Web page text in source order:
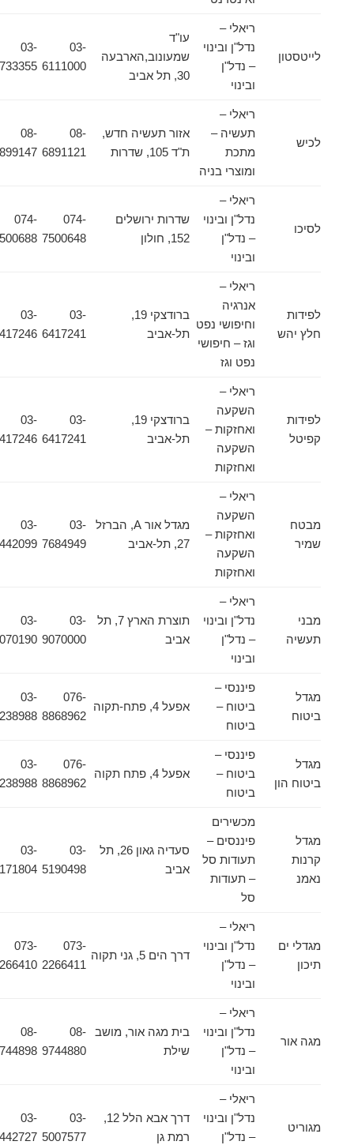
לייטסטון
ריאלי –
נדל"ן ובינוי
– נדל"ן
ובינוי
שמעונוב,הארבעה
6111000
6733355
לכיש
ריאלי –
תעשיה –
מתכת
ומוצרי בניה
אזור תעשיה חדש,
08-
6891121
6899147
לסיכו
ריאלי –
נדל"ן ובינוי
– נדל"ן
ובינוי
שדרות ירושלים
074-
7500648
074-
7500688
לפידות
חלץ יהש
ריאלי –
אנרגיה
וחיפושי נפט
וגז – חיפושי
נפט וגז
ברודצקי 19,
תל-אביב
6417241
6417246
לפידות
קפיטל
ריאלי –
השקעה
ואחזקות –
השקעה
ואחזקות
ברודצקי 19,
תל-אביב
6417241
6417246
מבטח
שמיר
ריאלי –
השקעה
ואחזקות –
השקעה
ואחזקות
מגדל אור A, הברזל
03-
7684949
6442099
מבני
תעשיה
ריאלי –
נדל"ן ובינוי
– נדל"ן
ובינוי
תוצרת הארץ 7, תל
אביב
03-
9070000
9070190
מגדל
ביטוח
פיננסי –
ביטוח –
ביטוח
אפעל 4, פתח-תקוה
076-
8868962
9238988
מגדל
ביטוח הון
פיננסי –
ביטוח –
ביטוח
אפעל 4, פתח תקוה
076-
8868962
9238988
מגדל
קרנות
נאמנ
מכשירים
פיננסים –
תעודות סל
– תעודות
סעדיה גאון 26, תל
אביב
03-
5190498
5171804
מגדלי ים
תיכון
ריאלי –
נדל"ן ובינוי
– נדל"ן
ובינוי
דרך הים 5, גני תקוה
073-
2266411
073-
2266410
מגה אור
ריאלי –
נדל"ן ובינוי
– נדל"ן
ובינוי
בית מגה אור, מושב
שילת
08-
9744880
9744898
מגוריט
ריאלי –
נדל"ן ובינוי
– נדל"ן
דרך אבא הלל 12,
רמת גן
03-
5007577
9442727